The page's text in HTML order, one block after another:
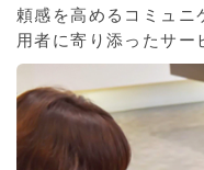
頼感を高めるコミュニ
用者に寄り添ったサー